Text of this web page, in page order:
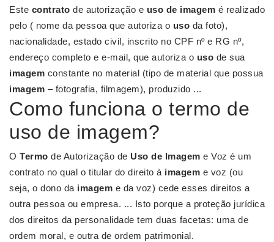
Este contrato de autorização e uso de imagem é realizado
pelo ( nome da pessoa que autoriza o uso da foto),
nacionalidade, estado civil, inscrito no CPF nº e RG nº,
endereço completo e e-mail, que autoriza o uso de sua
imagem constante no material (tipo de material que possua
imagem – fotografia, filmagem), produzido ...
Como funciona o termo de
uso de imagem?
O Termo de Autorização de Uso de Imagem e Voz é um
contrato no qual o titular do direito à imagem e voz (ou
seja, o dono da imagem e da voz) cede esses direitos a
outra pessoa ou empresa. ... Isto porque a proteção jurídica
dos direitos da personalidade tem duas facetas: uma de
ordem moral, e outra de ordem patrimonial.